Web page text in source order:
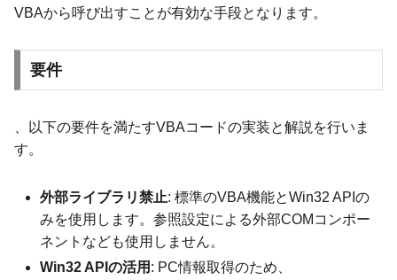
VBAから呼び出すことが有効な手段となります。
要件
、以下の要件を満たすVBAコードの実装と解説を行いま
す。
外部ライブラリ禁止: 標準のVBA機能とWin32 APIの
みを使用します。参照設定による外部COMコンポー
ネントなども使用しません。
Win32 APIの活用 : PC情報取得のため、